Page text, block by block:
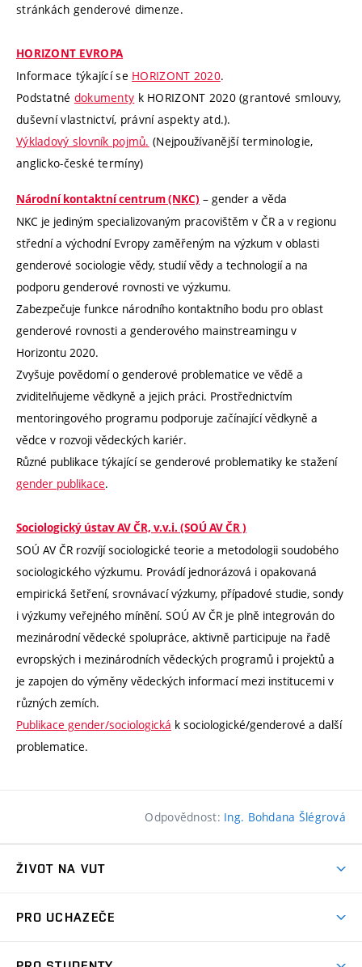
stránkách genderové dimenze.
HORIZONT EVROPA
Informace týkající se HORIZONT 2020.
Podstatné dokumenty k HORIZONT 2020 (grantové smlouvy,
duševní vlastnictví, právní aspekty atd.).
Výkladový slovník pojmů. (Nejpoužívanější terminologie,
anglicko-české termíny)
Národní kontaktní centrum (NKC) – gender a věda
NKC je jediným specializovaným pracovištěm v ČR a v regionu
střední a východní Evropy zaměřeným na výzkum v oblasti
genderové sociologie vědy, studií vědy a technologií a na
podporu genderové rovnosti ve výzkumu.
Zabezpečuje funkce národního kontaktního bodu pro oblast
genderové rovnosti a genderového mainstreamingu v
Horizontu 2020.
Zvyšuje povědomí o genderové problematice ve vědě a
zviditelňujeme vědkyně a jejich práci. Prostřednictvím
mentoringového programu podporuje začínající vědkyně a
vědce v rozvoji vědeckých kariér.
Různé publikace týkající se genderové problematiky ke stažení
gender publikace.
Sociologický ústav AV ČR, v.v.i. (SOÚ AV ČR )
SOÚ AV ČR rozvíjí sociologické teorie a metodologii soudobého
sociologického výzkumu. Provádí jednorázová i opakovaná
empirická šetření, srovnávací výzkumy, případové studie, sondy
i výzkumy veřejného mínění. SOÚ AV ČR je plně integrován do
mezinárodní vědecké spolupráce, aktivně participuje na řadě
evropských i mezinárodních vědeckých programů i projektů a
je zapojen do výměny vědeckých informací mezi institucemi v
různých zemích.
Publikace gender/sociologická k sociologické/genderové a další
problematice.
Odpovědnost: Ing. Bohdana Šlégrová
ŽIVOT NA VUT
Koleje
PRO UCHAZEČE